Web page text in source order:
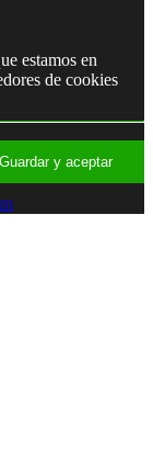
estamos en
de cookies
Guardar y aceptar